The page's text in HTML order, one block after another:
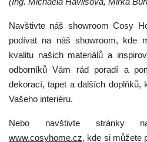
Navštivte náš showroom Cosy
podívat na náš showroom, kde
kvalitu našich materiálů a
odborníků Vám rád poradí a
dekorací, tapet a dalších doplňků,
Vašeho interiéru.
Nebo navštivte stránky
www.cosyhome.cz, kde si můžete